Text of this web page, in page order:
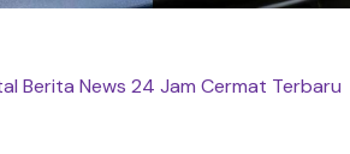
Berita News 24 Jam Cermat Terbaru